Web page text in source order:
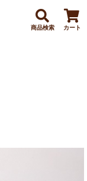
商品検索 カート